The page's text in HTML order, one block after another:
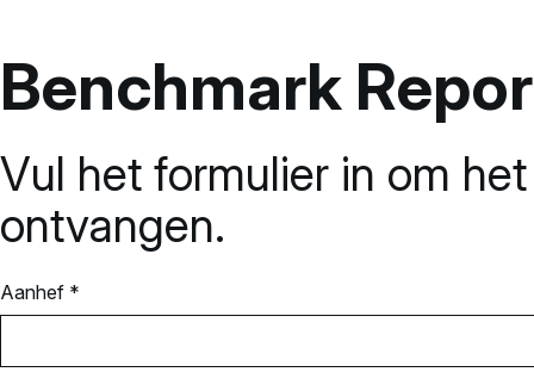
Benchmark
Vul het formulier in om
ontvangen.
Aanhef *